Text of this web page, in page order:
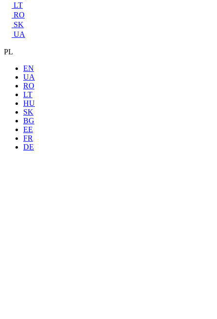
LT
RO
SK
UA
PL
EN
UA
RO
LT
HU
SK
BG
EE
FR
DE